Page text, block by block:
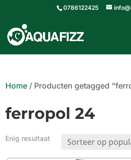
0786122425
Home / Producten getagged
ferropol 24
Enig resultaat